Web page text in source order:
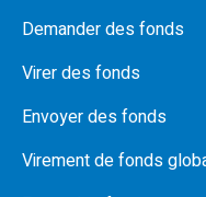
Demander des fonds
Virer des fonds
Envoyer des fonds
Virement de fonds